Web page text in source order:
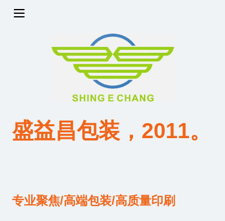
盛益昌包装，2011。
专业聚焦/高端包装/高质量印刷
设计与开发团队
价格与价值